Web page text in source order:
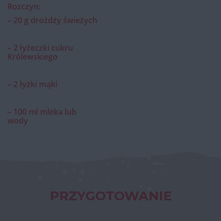
Rozczyn:
– 20 g drożdży świeżych
– 2 łyżeczki cukru
Królewskiego
– 2 łyżki mąki
– 100 ml mleka lub
wody
PRZYGOTOWANIE